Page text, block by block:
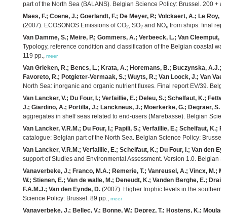
part of the North Sea (BALANS). Belgian Science Policy: Brussel. 200 +
Maes, F.; Coene, J.; Goerlandt, F.; De Meyer, P.; Volckaert, A.; Le Roy,
(2007). ECOSONOS Emissions of CO2, SO2 and NOx from ships: final
Van Damme, S.; Meire, P.; Gommers, A.; Verbeeck, L.; Van Cleemput,
Typology, reference condition and classification of the Belgian coastal
119 pp., meer
Van Grieken, R.; Bencs, L.; Krata, A.; Horemans, B.; Buczynska, A.J.;
Favoreto, R.; Potgieter-Vermaak, S.; Wuyts, R.; Van Loock, J.; Van
North Sea: inorganic and organic nutrient fluxes. Final report EV/39.
Van Lancker, V.; Du Four, I.; Verfaillie, E.; Deleu, S.; Schelfaut, K.;
J.; Giardino, A.; Portilla, J.; Lanckneus, J.; Moerkerke, G.; Degraer, S.
aggregates in shelf seas related to end-users (Marebasse). Belgian
Van Lancker, V.R.M.; Du Four, I.; Papili, S.; Verfaillie, E.; Schelfaut, K.;
catalogue: Belgian part of the North Sea. Belgian Science Policy: Brussel.
Van Lancker, V.R.M.; Verfaillie, E.; Schelfaut, K.; Du Four, I.; Van den
support of Studies and Environmental Assessment. Version 1.0. Belgian
Vanaverbeke, J.; Franco, M.A.; Remerie, T.; Vanreusel, A.; Vincx, M.;
W.; Stienen, E.; Van de walle, M.; Deneudt, K.; Vanden Berghe, E.;
F.A.M.J.; Van den Eynde, D. (2007). Higher trophic levels in the southern
Science Policy: Brussel. 89 pp., meer
Vanaverbeke, J.; Bellec, V.; Bonne, W.; Deprez, T.; Hostens, K.;